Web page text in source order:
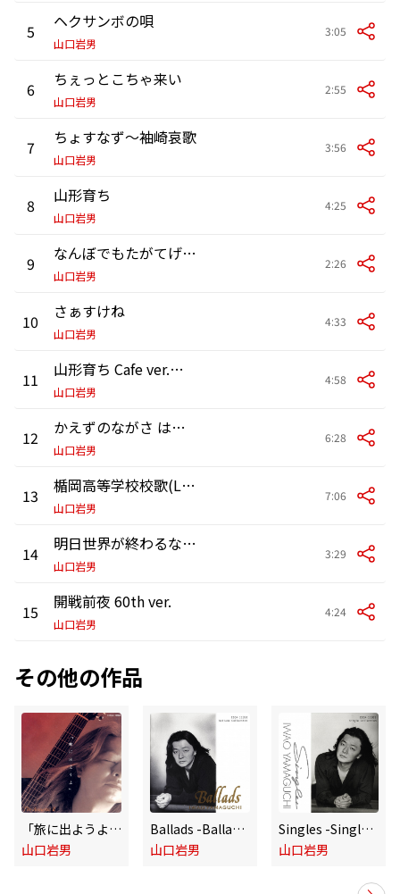
5 ヘクサンボの唄
山口岩男
3:05
6 ちぇっとこちゃ来い
山口岩男
2:55
7 ちょすなず～袖崎哀歌
山口岩男
3:56
8 山形育ち
山口岩男
4:25
9 なんぼでもたがてげたんともてげ
山口岩男
2:26
10 さぁすけね
山口岩男
4:33
11 山形育ち Cafe ver.クリスマス篇(LIVE)
山口岩男
4:58
12 かえずのながさ はえずばへっで(LIVE)
山口岩男
6:28
13 楯岡高等学校校歌(LIVE)
山口岩男
7:06
14 明日世界が終わるなら(LIVE)
山口岩男
3:29
15 開戦前夜 60th ver.
山口岩男
4:24
その他の作品
「旅に出ようよ」 The Acoustic II
山口岩男
Ballads -Ballade Collection-
山口岩男
Singles -Single Collection-
山口岩男